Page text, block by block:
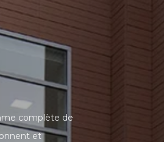
complète de
et